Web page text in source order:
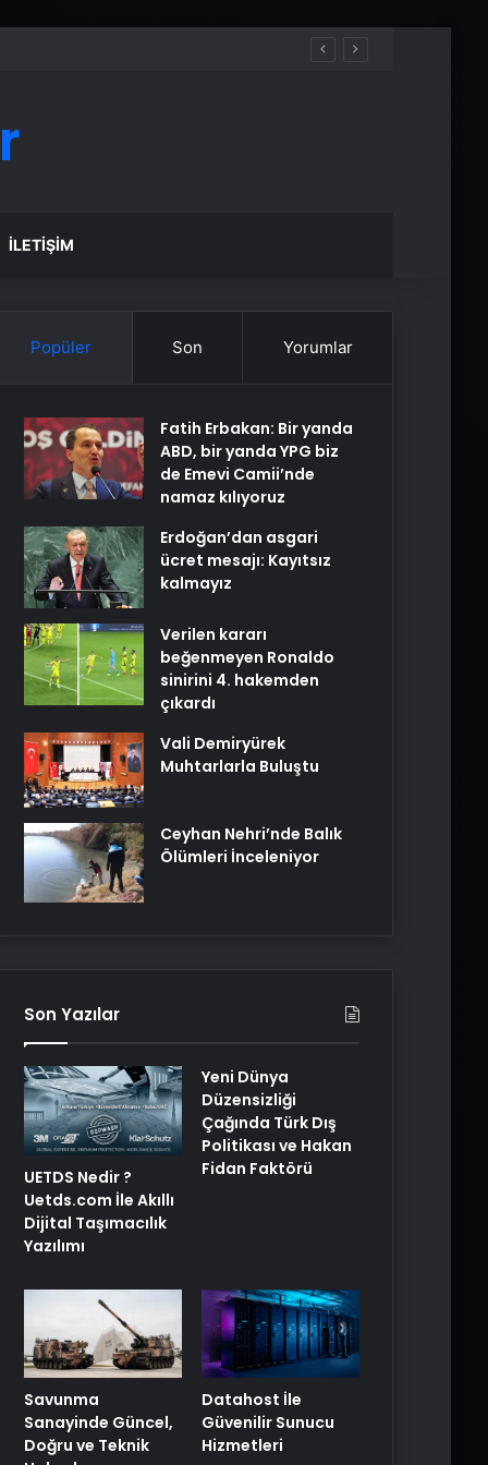
İLETIŞIM
Popüler Son Yorumlar
Fatih Erbakan: Bir yanda
ABD, bir yanda YPG biz
de Emevi Camii’nde
namaz kılıyoruz
Erdoğan’dan asgari
ücret mesajı: Kayıtsız
kalmayız
Verilen kararı
beğenmeyen Ronaldo
sinirini 4. hakemden
çıkardı
Vali Demiryürek
Muhtarlarla Buluştu
Ceyhan Nehri’nde Balık
Ölümleri İnceleniyor
Son Yazılar
UETDS Nedir ?
Uetds.com İle Akıllı
Dijital Taşımacılık
Yazılımı
Yeni Dünya
Düzensizliği
Çağında Türk Dış
Politikası ve Hakan
Fidan Faktörü
Savunma
Sanayinde Güncel,
Doğru ve Teknik
Datahost İle
Güvenilir Sunucu
Hizmetleri